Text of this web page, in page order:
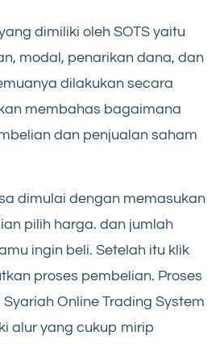
dimiliki oleh SOTS yaitu
modal, penarikan dana, dan
dilakukan secara
membahas bagaimana
dan penjualan saham
dimulai dengan memasukan
pilih harga. dan jumlah
ingin beli. Setelah itu klik
proses pembelian. Proses
Online Trading System
alur yang cukup mirip